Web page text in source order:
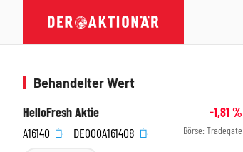
Behandelter Wert
HelloFresh Aktie
-1,81%
A16140
DE000A161408 Börse: Tradegate